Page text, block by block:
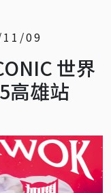
09
世界
高雄站